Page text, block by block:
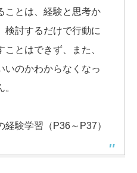
ことは、経験と思考か
検討するだけで行動に
とはできず、また、
いのかわからなくなっ
経験学習（P36～P37）